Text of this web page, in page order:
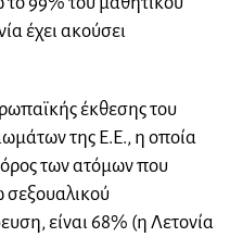
έχει ακούσει
έκθεσης του
της Ε.Ε., η οποία
των ατόμων που
σεξουαλικού
είναι 68% (η Λετονία